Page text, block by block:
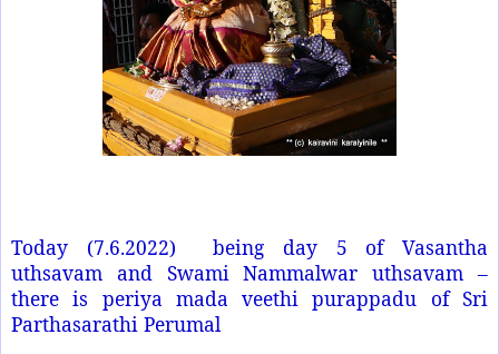
Today (7.6.2022) being day 5 of Vasantha
uthsavam and Swami Nammalwar uthsavam –
there is periya mada veethi purappadu of Sri
Parthasarathi Perumal